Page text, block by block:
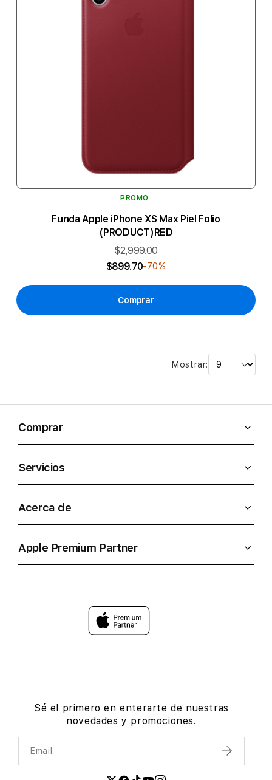
PROMO
Funda Apple iPhone XS Max Piel Folio
(PRODUCT)RED
$2,999.00
$899.70-70%
Comprar
Mostrar:
Comprar
Servicios
Acerca de
Apple Premium Partner
Sé el primero en enterarte de nuestras
novedades y promociones.
Email